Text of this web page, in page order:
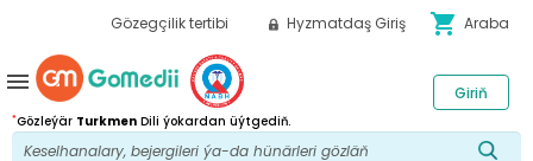
Gözegçilik tertibi Hyzmatdaş Giriş shopping_cart Araba
*Gözleýär Turkmen Dili ýokardan üýtgediň.
Giriň
menu